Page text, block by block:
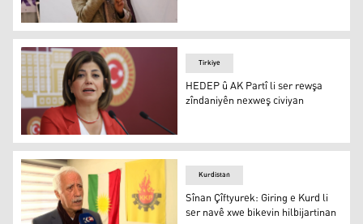
Ayşegul Dogan
Meral Daniş Beştaş
Tirkiye
HEDEP û AK Partî li ser rewşa
zîndaniyên nexweş civiyan
Kurdistan
Sînan Çîftyurek: Giring e Kurd li
ser navê xwe bikevin hilbijartinan